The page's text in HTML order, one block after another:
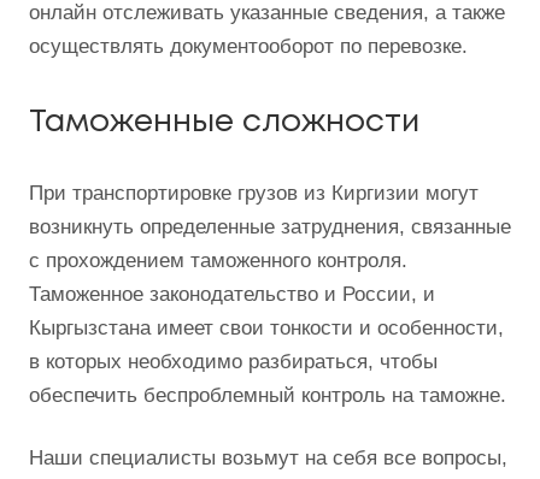
онлайн отслеживать указанные сведения, а также
осуществлять документооборот по перевозке.
Таможенные сложности
При транспортировке грузов из Киргизии могут
возникнуть определенные затруднения, связанные
с прохождением таможенного контроля.
Таможенное законодательство и России, и
Кыргызстана имеет свои тонкости и особенности,
в которых необходимо разбираться, чтобы
обеспечить беспроблемный контроль на таможне.
Наши специалисты возьмут на себя все вопросы,